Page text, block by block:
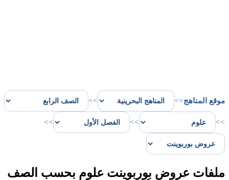
موقع المناهج>>
>>
>>
>>
>>
ملفات عروض بوربوينت علوم بحسب الصف